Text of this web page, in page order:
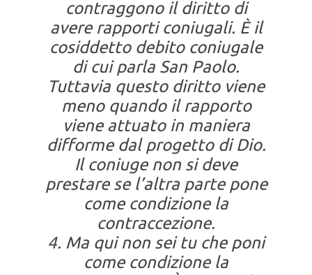
contraggono il diritto di
avere rapporti coniugali. È il
cosiddetto debito coniugale
di cui parla San Paolo.
Tuttavia questo diritto viene
meno quando il rapporto
viene attuato in maniera
difforme dal progetto di Dio.
Il coniuge non si deve
prestare se l’altra parte pone
come condizione la
contraccezione.
4. Ma qui non sei tu che poni
come condizione la